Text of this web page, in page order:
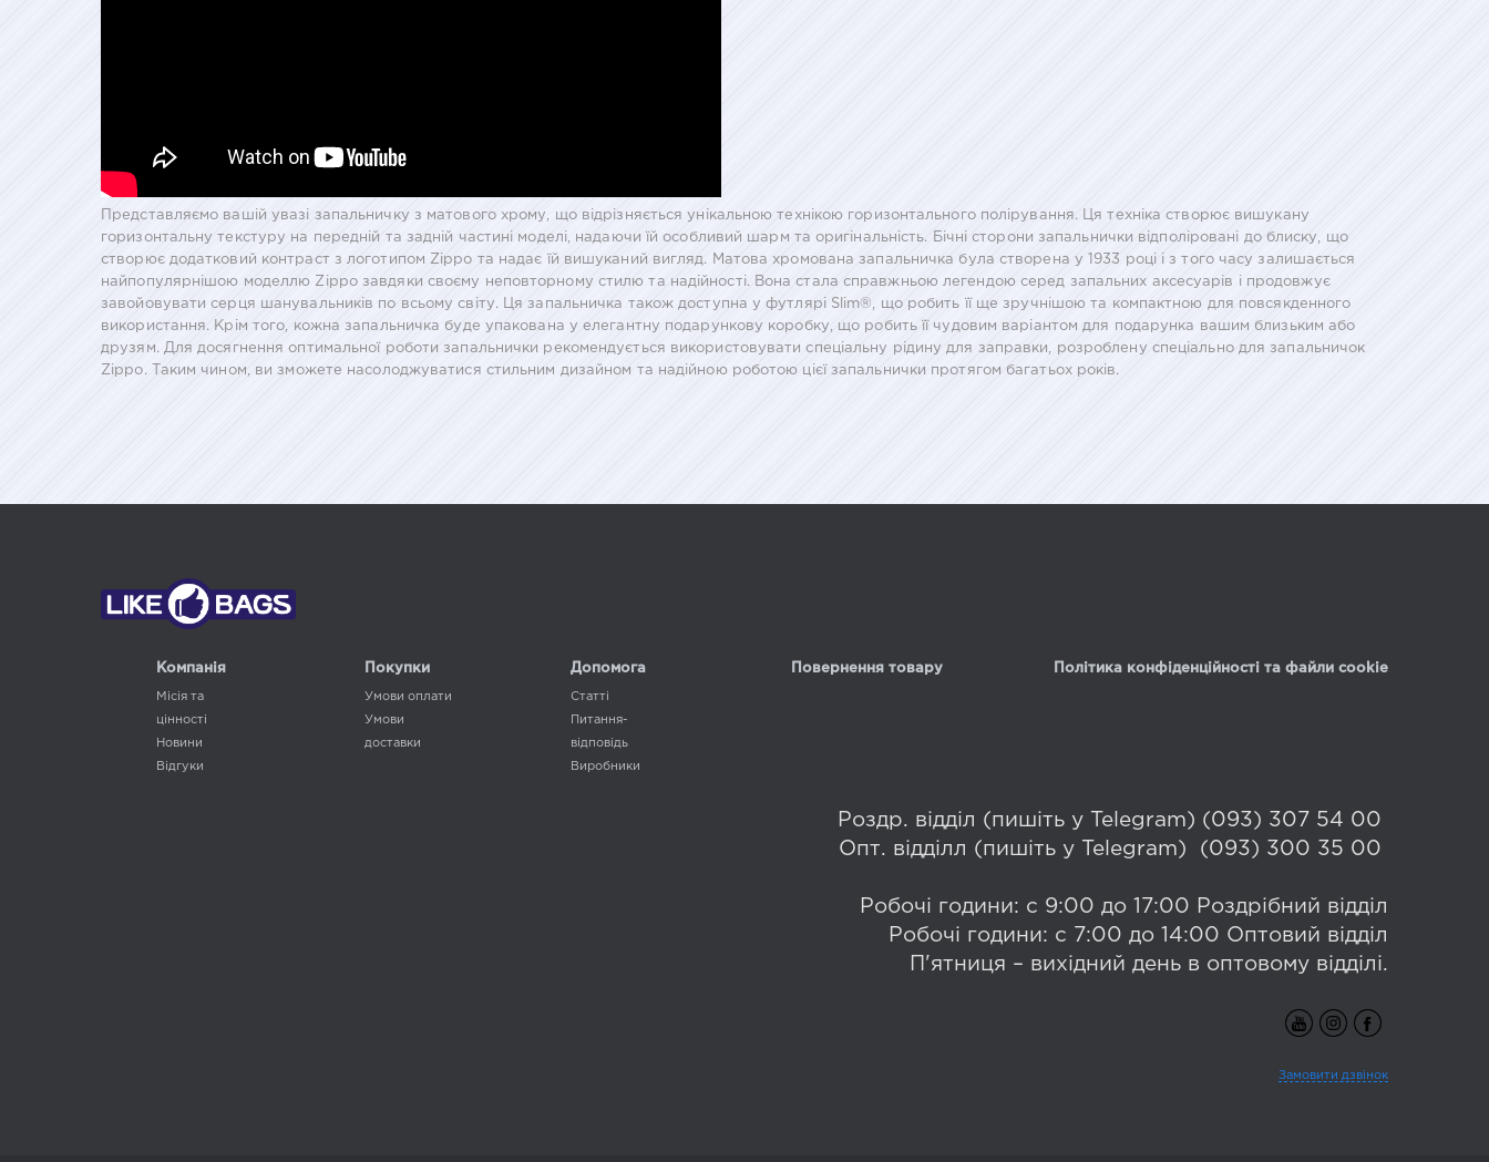
Представляємо вашій увазі запальничку з матового хрому, що відрізняється унікальною технікою горизонтального полірування. Ця техніка створює вишукану
горизонтальну текстуру на передній та задній частині моделі, надаючи їй особливий шарм та оригінальність. Бічні сторони запальнички відполіровані до блиску, що
створює додатковий контраст з логотипом Zippo та надає їй вишуканий вигляд. Матова хромована запальничка була створена у 1933 році і з того часу залишається
найпопулярнішою моделлю Zippo завдяки своєму неповторному стилю та надійності. Вона стала справжньою легендою серед запальних аксесуарів і продовжує
завойовувати серця шанувальників по всьому світу. Ця запальничка також доступна у футлярі Slim®, що робить її ще зручнішою та компактною для повсякденного
використання. Крім того, кожна запальничка буде упакована у елегантну подарункову коробку, що робить її чудовим варіантом для подарунка вашим близьким або
друзям. Для досягнення оптимальної роботи запальнички рекомендується використовувати спеціальну рідину для заправки, розроблену спеціально для запальничок
Zippo. Таким чином, ви зможете насолоджуватися стильним дизайном та надійною роботою цієї запальнички протягом багатьох років.
Компанія
Місія та
цінності
Новини
Відгуки
Покупки
Умови оплати
Умови
доставки
Допомога
Статті
Питання-
відповідь
Виробники
Повернення товару Політика конфіденційності та файли cookie
Роздр. відділ (пишіть у Telegram) (093) 307 54 00
Опт. відділл (пишіть у Telegram) (093) 300 35 00
Робочі години: с 9:00 до 17:00 Роздрібний відділ
Робочі години: с 7:00 до 14:00 Оптовий відділ
П'ятниця – вихідний день в оптовому відділі.
Замовити дзвінок